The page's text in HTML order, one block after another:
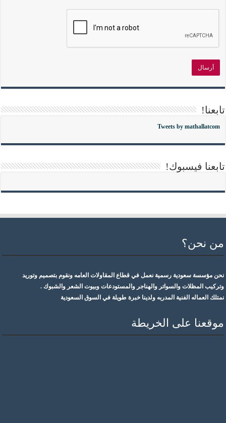
تابعنا!
Tweets by mathallatcom
تابعنا فيسبوك!
من نحن؟
نحن مؤسسة سعودية رسمية نعمل في قطاع المقاولات العامه ونقوم بتصميم وتوريد
وتركيب المظلات والسواتر والهناجر والمستودعات وبيوت الشعر والشبوك .
نمتلك العماله الفنية المدربه ولدينا خبرة طويلة في السوق السعودية
موقعنا على الخريطة